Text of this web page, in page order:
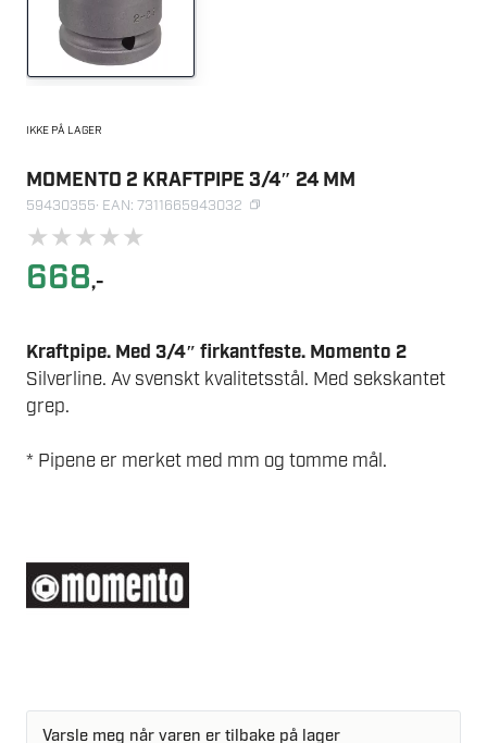
IKKE PÅ LAGER
MOMENTO 2 KRAFTPIPE 3/4″ 24 MM
59430355· EAN: 7311665943032
★★★★★
668,-
Kraftpipe. Med 3/4″ firkantfeste. Momento 2
Silverline. Av svenskt kvalitetsstål. Med sekskantet
grep.
* Pipene er merket med mm og tomme mål.
Varsle meg når varen er tilbake på lager